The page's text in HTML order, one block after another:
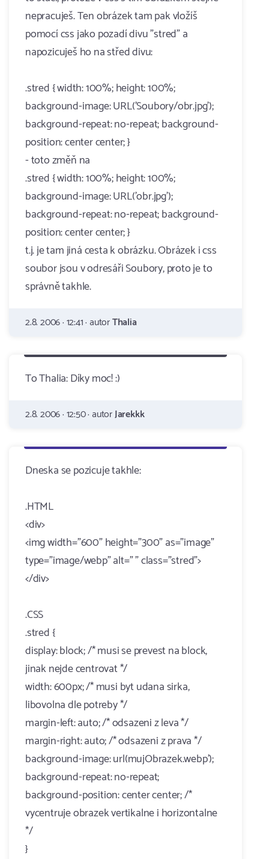
nepracuješ. Ten obrázek tam pak vložíš
pomocí css jako pozadí divu "stred" a
napozicuješ ho na střed divu:
.stred { width: 100%; height: 100%;
background-image: URL('Soubory/obr.jpg');
background-repeat: no-repeat; background-
position: center center; }
- toto změň na
.stred { width: 100%; height: 100%;
background-image: URL('obr.jpg');
background-repeat: no-repeat; background-
position: center center; }
t.j. je tam jiná cesta k obrázku. Obrázek i css
soubor jsou v odresáři Soubory, proto je to
správně takhle.
2.8. 2006 · 12:41 · autorThalia
To Thalia: Díky moc! :)
2.8. 2006 · 12:50 · autorJarekkk
Dneska se pozicuje takhle:
.HTML
<div>
<img width="600" height="300" as="image"
type="image/webp" alt=" " class="stred">
</div>
.CSS
.stred {
display: block; /* musi se prevest na block,
jinak nejde centrovat */
width: 600px; /* musi byt udana sirka,
libovolna dle potreby */
margin-left: auto; /* odsazeni z leva */
margin-right: auto; /* odsazeni z prava */
background-image: url(mujObrazek.webp');
background-repeat: no-repeat;
background-position: center center; /*
vycentruje obrazek vertikalne i horizontalne
*/
}